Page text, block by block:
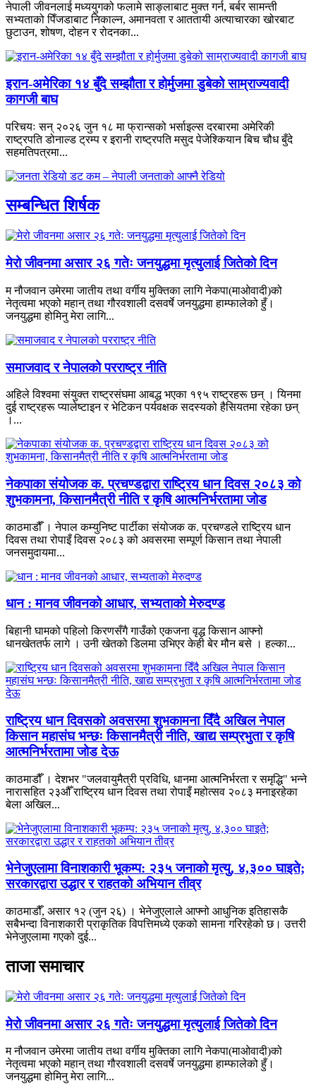
नेपाली जीवनलाई मध्ययुगको फलामे साङ्लाबाट मुक्त गर्न, बर्बर सामन्ती
सभ्यताको पिँजडाबाट निकाल्न, अमानवता र आततायी अत्याचारका खोरबाट
छुटाउन, शोषण, दोहन र रोदनका...
इरान-अमेरिका १४ बुँदे सम्झौता र होर्मुजमा डुबेको साम्राज्यवादी
कागजी बाघ
परिचयः सन् २०२६ जुन १८ मा फ्रान्सको भर्साइल्स दरबारमा अमेरिकी
राष्ट्रपति डोनाल्ड ट्रम्प र इरानी राष्ट्रपति मसुद पेजेश्कियान बिच चौध बुँदे
सहमतिपत्रमा...
सम्बन्धित शिर्षक
मेरो जीवनमा असार २६ गतेः जनयुद्धमा मृत्युलाई जितेको दिन
म नौजवान उमेरमा जातीय तथा वर्गीय मुक्तिका लागि नेकपा(माओवादी)को
नेतृत्वमा भएको महान् तथा गौरवशाली दसवर्षे जनयुद्धमा हाम्फालेको हुँ।
जनयुद्धमा होमिनु मेरा लागि...
समाजवाद र नेपालको परराष्ट्र नीति
अहिले विश्वमा संयुक्त राष्ट्रसंघमा आबद्ध भएका १९५ राष्ट्रहरू छन् । यिनमा
दुई राष्ट्रहरू प्यालेष्टाइन र भेटिकन पर्यवक्षक सदस्यको हैसियतमा रहेका छन्
।...
नेकपाका संयोजक क. प्रचण्डद्वारा राष्ट्रिय धान दिवस २०८३ को
शुभकामना, किसानमैत्री नीति र कृषि आत्मनिर्भरतामा जोड
काठमाडौँ । नेपाल कम्युनिष्ट पार्टीका संयोजक क. प्रचण्डले राष्ट्रिय धान
दिवस तथा रोपाइँ दिवस २०८३ को अवसरमा सम्पूर्ण किसान तथा नेपाली
जनसमुदायमा...
धान : मानव जीवनको आधार, सभ्यताको मेरुदण्ड
बिहानी घामको पहिलो किरणसँगै गाउँको एकजना वृद्ध किसान आफ्नो
धानखेततर्फ लागे । उनी खेतको डिलमा उभिएर केही बेर मौन बसे । हल्का...
राष्ट्रिय धान दिवसको अवसरमा शुभकामना दिँदै अखिल नेपाल
किसान महासंघ भन्छः किसानमैत्री नीति, खाद्य सम्प्रभुता र कृषि
आत्मनिर्भरतामा जोड देऊ
काठमाडौँ । देशभर "जलवायुमैत्री प्रविधि, धानमा आत्मनिर्भरता र समृद्धि" भन्ने
नारासहित २३औँ राष्ट्रिय धान दिवस तथा रोपाइँ महोत्सव २०८३ मनाइरहेका
बेला अखिल...
भेनेजुएलामा विनाशकारी भूकम्प: २३५ जनाको मृत्यु, ४,३०० घाइते;
सरकारद्वारा उद्धार र राहतको अभियान तीव्र
काठमाडौँ, असार १२ (जुन २६) । भेनेजुएलाले आफ्नो आधुनिक इतिहासकै
सबैभन्दा विनाशकारी प्राकृतिक विपत्तिमध्ये एकको सामना गरिरहेको छ। उत्तरी
भेनेजुएलामा गएको दुई...
ताजा समाचार
मेरो जीवनमा असार २६ गतेः जनयुद्धमा मृत्युलाई जितेको दिन
म नौजवान उमेरमा जातीय तथा वर्गीय मुक्तिका लागि नेकपा(माओवादी)को
नेतृत्वमा भएको महान् तथा गौरवशाली दसवर्षे जनयुद्धमा हाम्फालेको हुँ।
जनयुद्धमा होमिनु मेरा लागि...